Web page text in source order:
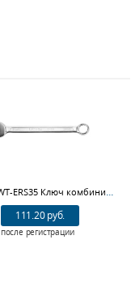
111.20 руб.
после регистрации